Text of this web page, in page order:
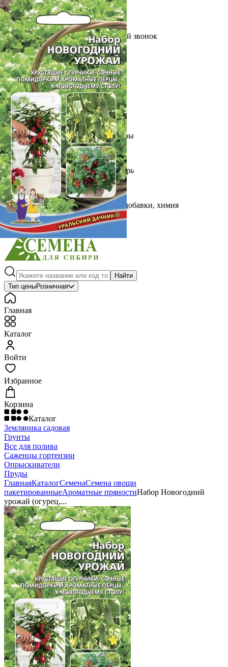
Выберите город
Обратный звонокЗаказать обратный звонок
Каталог
Семена
Грунты
Газонные травы, сидераты
Горшки, рассадники, аксессуары
Посадочный материал
Садовый инструмент, инвентарь
Консервирование
Средства защиты, удобрения, добавки, химия
Обустройство сада, декор
Найти
Тип ценыРозничная
Главная
Каталог
Войти
Избранное
Корзина
Каталог
Земляника садовая
Грунты
Все для полива
Саженцы гортензии
Опрыскиватели
Пруды
ГлавнаяКаталогСеменаСемена овощи
пакетированныеАроматные пряностиНабор Новогодний
урожай (огурец,...